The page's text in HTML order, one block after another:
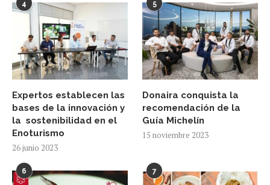
4
Expertos establecen las
bases de la innovación y
la sostenibilidad en el
Enoturismo
26 junio 2023
5
Donaira conquista la
recomendación de la
Guía Michelín
15 noviembre 2023
6 7